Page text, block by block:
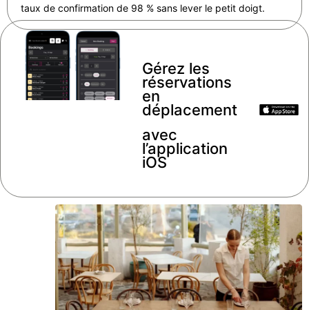
taux de confirmation de 98 % sans lever le petit doigt.
Gérez les
réservations
en
déplacement
avec
l’application
iOS